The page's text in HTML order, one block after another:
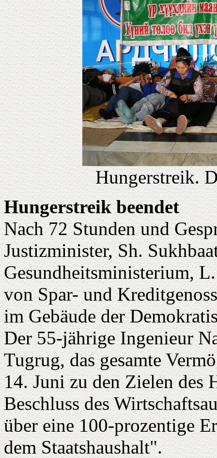
Hungerstreik.
Hungerstreik beendet
Nach 72 Stunden und
Justizminister, Sh.
Gesundheitsministerium,
von Spar- und
im Gebäude der
Der 55-jährige Ingenieur
Tugrug, das gesamte
14. Juni zu den Zielen des
Beschluss des
über eine 100-prozentige
dem Staatshaushalt".